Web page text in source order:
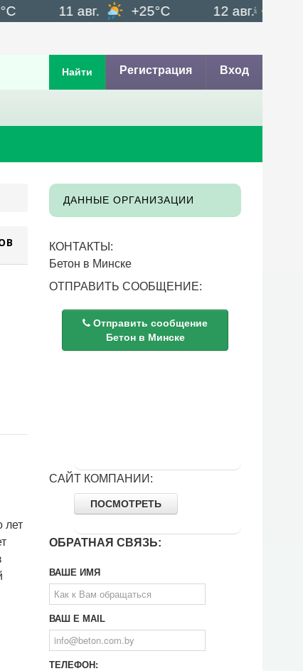
11 авг. +25°C 12 авг.
Вход
Регистрация
Найти
лет
ДАННЫЕ ОРГАНИЗАЦИИ
КОНТАКТЫ:
Бетон в Минске
ОТПРАВИТЬ СООБЩЕНИЕ:
Отправить сообщение
Бетон в Минске
САЙТ КОМПАНИИ:
ПОСМОТРЕТЬ
ОБРАТНАЯ СВЯЗЬ:
ВАШЕ ИМЯ
ВАШ E MAIL
ТЕЛЕФОН: